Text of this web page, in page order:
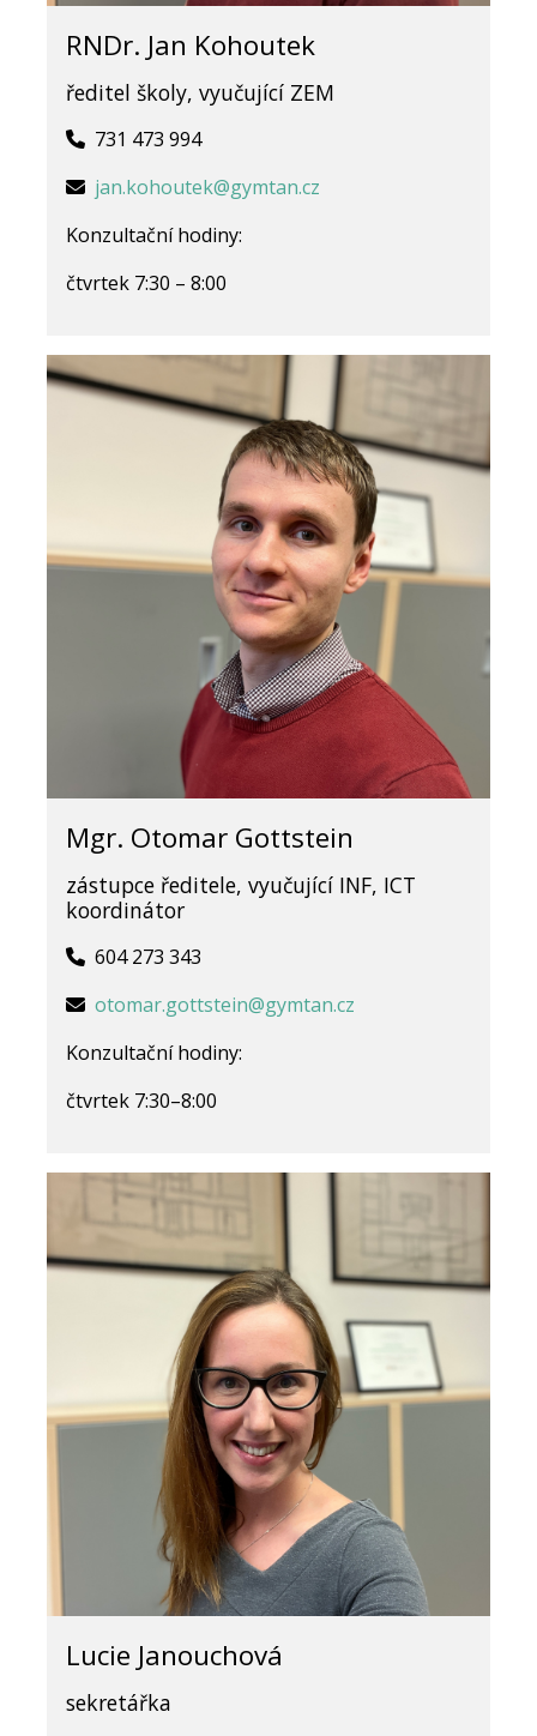
RNDr. Jan Kohoutek
ředitel školy, vyučující ZEM
731 473 994
jan.kohoutek@gymtan.cz
Konzultační hodiny:
čtvrtek 7:30 – 8:00
Mgr. Otomar Gottstein
zástupce ředitele, vyučující INF, ICT
koordinátor
604 273 343
otomar.gottstein@gymtan.cz
Konzultační hodiny:
čtvrtek 7:30–8:00
Lucie Janouchová
sekretářka